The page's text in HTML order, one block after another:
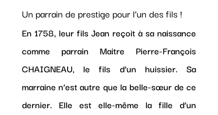
Un parrain de prestige pour l’un des fils !
En 1758, leur fils Jean reçoit à sa naissance
comme parrain Maitre Pierre-François
CHAIGNEAU, le fils d’un huissier. Sa
marraine n’est autre que la belle-sœur de ce
dernier. Elle est elle-même la fille d’un